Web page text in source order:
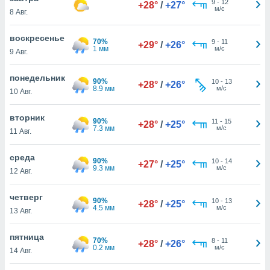
действия
на веб-
основе.
нашей
cookie
в
нашего
8 Авг.
+28° / +27° 9- 12
м/с
воскресенье
9 Авг.
70%
1 мм
+29° / +26° 9- 11
м/с
понедельник
10 Авг.
90%
8.9 мм
+28° / +26° 10- 13
м/с
вторник
11 Авг.
90%
7.3 мм
+28° / +25° 11 - 15
м/с
среда
12 Авг.
90%
9.3 мм
+27° / +25° 10- 14
м/с
четверг
13 Авг.
90%
4.5 мм
+28° / +25° 10- 13
м/с
пятница
14 Авг.
70%
0.2 мм
+28° / +26° 8- 11
м/с